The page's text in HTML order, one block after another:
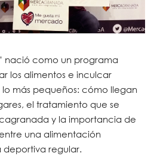
nació como un programa
los alimentos e inculcar
más pequeños: cómo llegan
el tratamiento que se
y la importancia de
una alimentación
regular.